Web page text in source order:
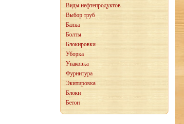
Виды нефтепродуктов
Выбор труб
Балка
Болты
Блокировки
Уборка
Упаковка
Фурнитура
Экипировка
Блоки
Бетон